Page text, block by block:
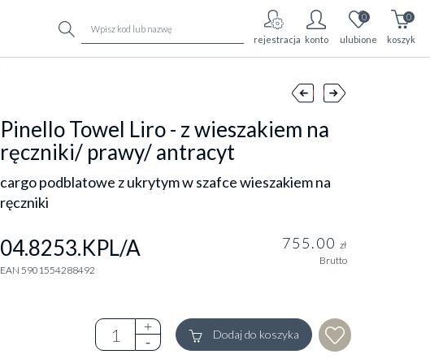
rejestracja konto
0
ulubione
0
koszyk
Pinello Towel Liro - z wieszakiem na
ręczniki/ prawy/ antracyt
cargo podblatowe z ukrytym w szafce wieszakiem na
ręczniki
04.8253.KPL/A
EAN 5901554288492
755.00 zł
Brutto
Dodaj do koszyka